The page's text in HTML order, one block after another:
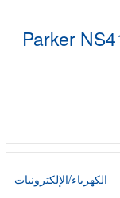
Parker
الكهرباء/الإلكترونيات